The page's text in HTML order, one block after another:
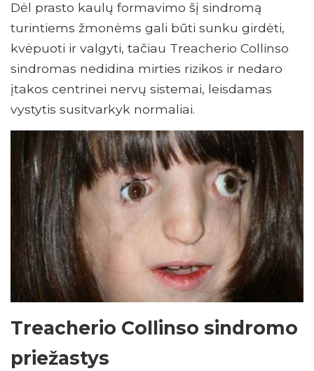
Dėl prasto kaulų formavimo šį sindromą
turintiems žmonėms gali būti sunku girdėti,
kvėpuoti ir valgyti, tačiau Treacherio Collinso
sindromas nedidina mirties rizikos ir nedaro
įtakos centrinei nervų sistemai, leisdamas
vystytis susitvarkyk normaliai.
Treacherio Collinso sindromo
priežastys